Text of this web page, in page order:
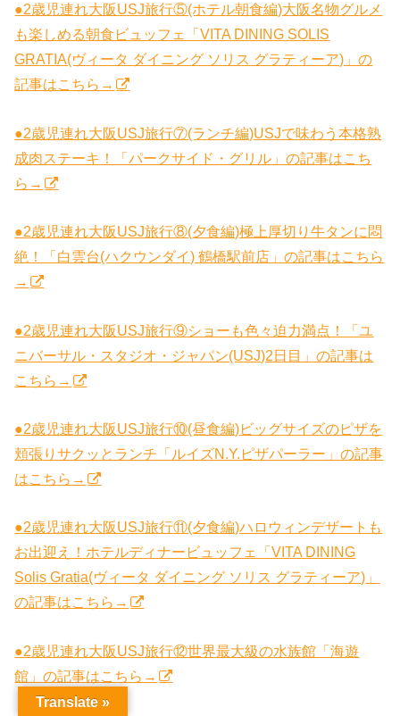
●2歳児連れ大阪USJ旅行⑤(ホテル朝食編)大阪名物グルメ
も楽しめる朝食ビュッフェ「VITA DINING SOLIS
GRATIA(ヴィータ ダイニング ソリス グラティーア)」の
記事はこちら→
●2歳児連れ大阪USJ旅行⑦(ランチ編)USJで味わう本格熟
成肉ステーキ！「パークサイド・グリル」の記事はこち
ら→
●2歳児連れ大阪USJ旅行⑧(夕食編)極上厚切り牛タンに悶
絶！「白雲台(ハクウンダイ) 鶴橋駅前店」の記事はこちら
→
●2歳児連れ大阪USJ旅行⑨ショーも色々迫力満点！「ユ
ニバーサル・スタジオ・ジャパン(USJ)2日目」の記事は
こちら→
●2歳児連れ大阪USJ旅行⑩(昼食編)ビッグサイズのピザを
頬張りサクッとランチ「ルイズN.Y.ピザパーラー」の記事
はこちら→
●2歳児連れ大阪USJ旅行⑪(夕食編)ハロウィンデザートも
お出迎え！ホテルディナービュッフェ「VITA DINING
Solis Gratia(ヴィータ ダイニング ソリス グラティーア)」
の記事はこちら→
●2歳児連れ大阪USJ旅行⑫世界最大級の水族館「海遊
館」の記事はこちら→
Translate »